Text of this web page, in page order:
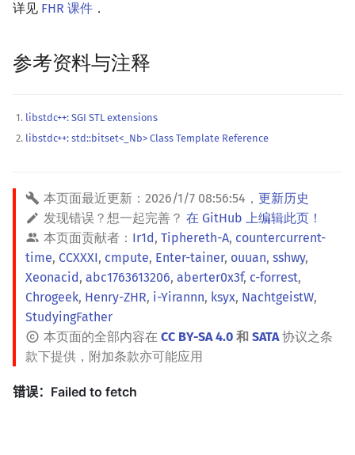
详见 FHR 课件 ．
参考资料与注释
libstdc++: SGI STL extensions
libstdc++: std::bitset<_Nb> Class Template Reference
本页面最近更新： 2026/1/7 08:56:54 ， 更新历史
发现错误？想一起完善？ 在 GitHub 上编辑此页！
本页面贡献者： Ir1d, Tiphereth-A, countercurrent-
time, CCXXXI, cmpute, Enter-tainer, ouuan, sshwy,
Xeonacid, abc1763613206, aberter0x3f, c-forrest,
Chrogeek, Henry-ZHR, i-Yirannn, ksyx, NachtgeistW,
StudyingFather
本页面的全部内容在 CC BY-SA 4.0 和 SATA协议之条
款下提供，附加条款亦可能应用